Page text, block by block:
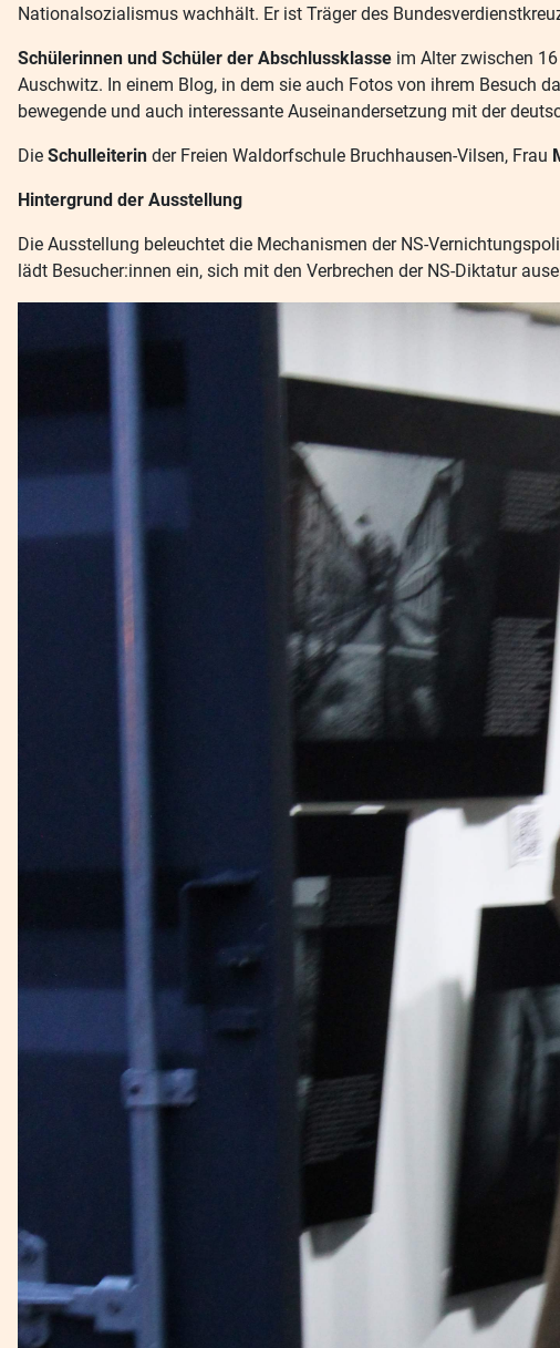
Nationalsozialismus wachhält. Er ist Träger des
Schülerinnen und Schüler der Abschlussklasse im Alter zwischen
Auschwitz. In einem Blog, in dem sie auch Fotos von ihrem Besuch
bewegende und auch interessante Auseinandersetzung mit der
Die Schulleiterin der Freien Waldorfschule Bruchhausen-Vilsen, Frau
Hintergrund der Ausstellung
Die Ausstellung beleuchtet die Mechanismen der NS-
lädt Besucher:innen ein, sich mit den Verbrechen der NS-Diktatur